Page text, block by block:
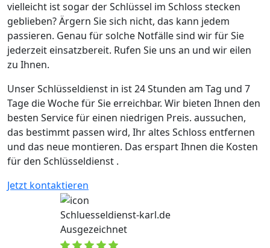
vielleicht ist sogar der Schlüssel im Schloss stecken
geblieben? Ärgern Sie sich nicht, das kann jedem
passieren. Genau für solche Notfälle sind wir für Sie
jederzeit einsatzbereit. Rufen Sie uns an und wir eilen
zu Ihnen.
Unser Schlüsseldienst in ist 24 Stunden am Tag und 7
Tage die Woche für Sie erreichbar. Wir bieten Ihnen den
besten Service für einen niedrigen Preis. aussuchen,
das bestimmt passen wird, Ihr altes Schloss entfernen
und das neue montieren. Das erspart Ihnen die Kosten
für den Schlüsseldienst .
Jetzt kontaktieren
Schluesseldienst-karl.de
Ausgezeichnet